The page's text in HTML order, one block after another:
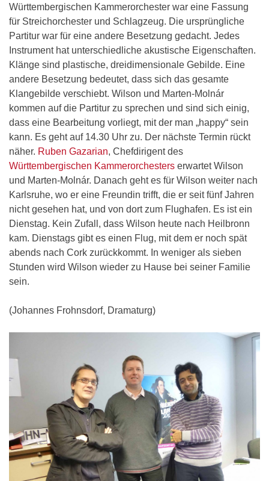
Württembergischen Kammerorchester war eine Fassung
für Streichorchester und Schlagzeug. Die ursprüngliche
Partitur war für eine andere Besetzung gedacht. Jedes
Instrument hat unterschiedliche akustische Eigenschaften.
Klänge sind plastische, dreidimensionale Gebilde. Eine
andere Besetzung bedeutet, dass sich das gesamte
Klangebilde verschiebt. Wilson und Marten-Molnár
kommen auf die Partitur zu sprechen und sind sich einig,
dass eine Bearbeitung vorliegt, mit der man „happy“ sein
kann. Es geht auf 14.30 Uhr zu. Der nächste Termin rückt
näher. Ruben Gazarian, Chefdirigent des
Württembergischen Kammerorchesters erwartet Wilson
und Marten-Molnár. Danach geht es für Wilson weiter nach
Karlsruhe, wo er eine Freundin trifft, die er seit fünf Jahren
nicht gesehen hat, und von dort zum Flughafen. Es ist ein
Dienstag. Kein Zufall, dass Wilson heute nach Heilbronn
kam. Dienstags gibt es einen Flug, mit dem er noch spät
abends nach Cork zurückkommt. In weniger als sieben
Stunden wird Wilson wieder zu Hause bei seiner Familie
sein.
(Johannes Frohnsdorf, Dramaturg)